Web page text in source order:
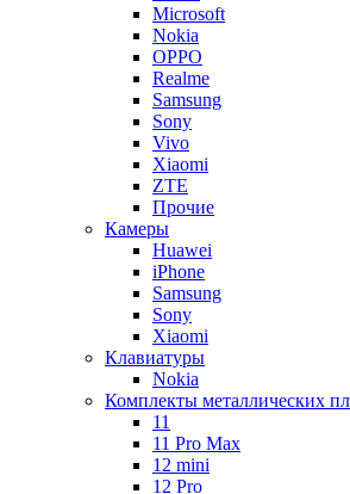
Microsoft
Nokia
OPPO
Realme
Samsung
Sony
Vivo
Xiaomi
ZTE
Прочие
Камеры
Huawei
iPhone
Samsung
Sony
Xiaomi
Клавиатуры
Nokia
Комплекты металлических
11
11 Pro Max
12 mini
12 Pro